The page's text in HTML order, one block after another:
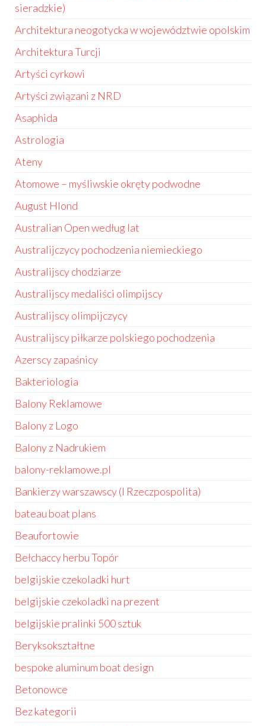
sieradzkie)
Architektura neogotycka w województwie opolskim
Architektura Turcji
Artyści cyrkowi
Artyści związani z NRD
Asaphida
Astrologia
Ateny
Atomowe – myśliwskie okręty podwodne
August Hlond
Australian Open według lat
Australijczycy pochodzenia niemieckiego
Australijscy chodziarze
Australijscy medaliści olimpijscy
Australijscy olimpijczycy
Australijscy piłkarze polskiego pochodzenia
Azerscy zapaśnicy
Bakteriologia
Balony Reklamowe
Balony z Logo
Balony z Nadrukiem
balony-reklamowe.pl
Bankierzy warszawscy (I Rzeczpospolita)
bateau boat plans
Beaufortowie
Bełchaccy herbu Topór
belgijskie czekoladki hurt
belgijskie czekoladki na prezent
belgijskie pralinki 500 sztuk
Beryksokształtne
bespoke aluminum boat design
Betonowce
Bez kategorii